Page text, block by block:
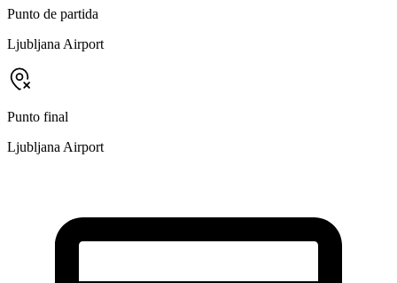
Punto de partida
Ljubljana Airport
Punto final
Ljubljana Airport